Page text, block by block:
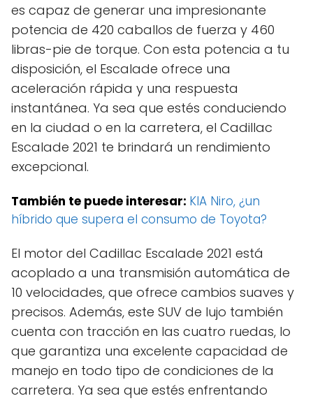
es capaz de generar una impresionante
potencia de 420 caballos de fuerza y 460
libras-pie de torque. Con esta potencia a tu
disposición, el Escalade ofrece una
aceleración rápida y una respuesta
instantánea. Ya sea que estés conduciendo
en la ciudad o en la carretera, el Cadillac
Escalade 2021 te brindará un rendimiento
excepcional.
También te puede interesar: KIA Niro, ¿un
híbrido que supera el consumo de Toyota?
El motor del Cadillac Escalade 2021 está
acoplado a una transmisión automática de
10 velocidades, que ofrece cambios suaves y
precisos. Además, este SUV de lujo también
cuenta con tracción en las cuatro ruedas, lo
que garantiza una excelente capacidad de
manejo en todo tipo de condiciones de la
carretera. Ya sea que estés enfrentando